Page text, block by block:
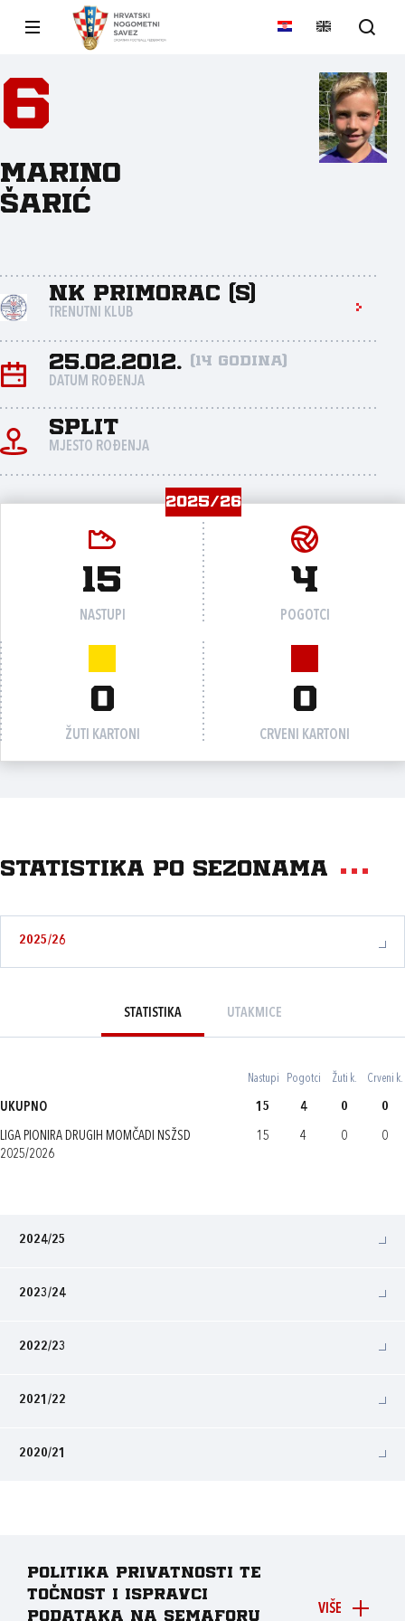
6
Marino
Šarić
NK Primorac (S)
TRENUTNI KLUB
25.02.2012. (14 godina)
DATUM ROĐENJA
Split
MJESTO ROĐENJA
2025/26
15
NASTUPI
4
POGOTCI
0
ŽUTI KARTONI
0
CRVENI KARTONI
Statistika po sezonama
2025/26
STATISTIKA UTAKMICE
Nastupi Pogotci Žuti k. Crveni k.
UKUPNO 15 4 0 0
LIGA PIONIRA DRUGIH MOMČADI NSŽSD
2025/2026
15 4 0 0
2024/25
2023/24
2022/23
2021/22
2020/21
VIŠE
Politika privatnosti te
točnost i ispravci
podataka na Semaforu